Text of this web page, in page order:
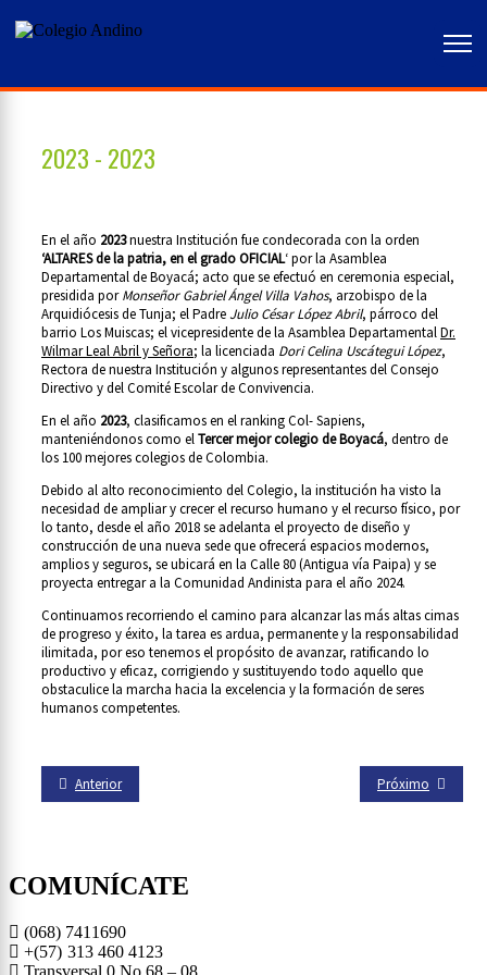
2023 - 2023
En el año 2023nuestra Institución fue condecorada con la orden
‘ALTARES de la patria, en el grado OFICIAL‘ por la Asamblea
Departamental de Boyacá; acto que se efectuó en ceremonia especial,
presidida porMonseñor Gabriel Ángel Villa Vahos, arzobispo de la
Arquidiócesis de Tunja; el Padre Julio César López Abril, párroco del
barrio Los Muiscas; el vicepresidente de la Asamblea DepartamentalDr.
Wilmar Leal Abril y Señora; la licenciada Dori Celina Uscátegui López,
Rectora de nuestra Institución y algunos representantes del Consejo
Directivo y del Comité Escolar de Convivencia.
En el año 2023, clasificamos en el ranking Col- Sapiens,
manteniéndonos como elTercer mejor colegio de Boyacá, dentro de
los 100 mejores colegios de Colombia.
Debido al alto reconocimiento del Colegio, la institución ha visto la
necesidad de ampliar y crecer el recurso humano y el recurso físico, por
lo tanto, desde el año 2018 se adelanta el proyecto de diseño y
construcción de una nueva sede que ofrecerá espacios modernos,
amplios y seguros, se ubicará en la Calle 80 (Antigua vía Paipa) y se
proyecta entregar a la Comunidad Andinista para el año 2024.
Continuamos recorriendo el camino para alcanzar las más altas cimas
de progreso y éxito, la tarea es ardua, permanente y la responsabilidad
ilimitada, por eso tenemos el propósito de avanzar, ratificando lo
productivo y eficaz, corrigiendo y sustituyendo todo aquello que
obstaculice la marcha hacia la excelencia y la formación de seres
humanos competentes.
Anterior Próximo
COMUNÍCATE
(068) 7411690
+(57) 313 460 4123